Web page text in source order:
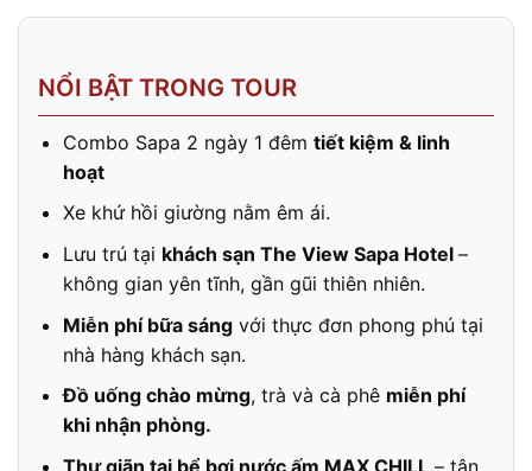
NỔI BẬT TRONG TOUR
Combo Sapa 2 ngày 1 đêm tiết kiệm & linh
hoạt
Xe khứ hồi giường nằm êm ái.
Lưu trú tại khách sạn The View Sapa Hotel –
không gian yên tĩnh, gần gũi thiên nhiên.
Miễn phí bữa sángvới thực đơn phong phú tại
nhà hàng khách sạn.
Đồ uống chào mừng, trà và cà phê miễn phí
khi nhận phòng.
Thư giãn tại bể bơi nước ấm MAX CHILL– tận